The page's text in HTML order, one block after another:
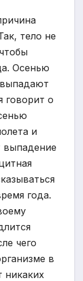
тело не
Осенью
говорит о
и
выпадение
года.
чего
в
никаких